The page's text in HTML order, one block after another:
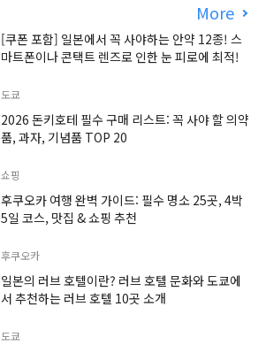
More
[쿠폰 포함] 일본에서 꼭 사야하는 안약 12종! 스
마트폰이나 콘택트 렌즈로 인한 눈 피로에 최적!
도쿄
2026 돈키호테 필수 구매 리스트: 꼭 사야 할 의약
품, 과자, 기념품 TOP 20
쇼핑
후쿠오카 여행 완벽 가이드: 필수 명소 25곳, 4박
5일 코스, 맛집 & 쇼핑 추천
후쿠오카
일본의 러브 호텔이란? 러브 호텔 문화와 도쿄에
서 추천하는 러브 호텔 10곳 소개
도쿄